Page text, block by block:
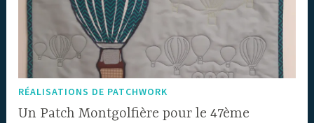
RÉALISATIONS DE PATCHWORK
Un Patch Montgolfière pour le 47ème